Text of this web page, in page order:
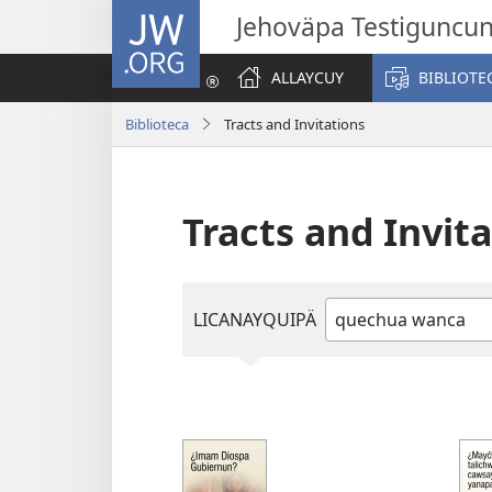
JW.ORG Jehoväpa
ALLAYCUY
Biblioteca Tracts and Invitations
Tracts and
LICANAYQUIPÄ
Limayta